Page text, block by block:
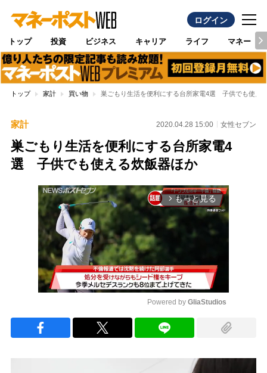
ログイン
トップ 投資 ビジネス キャリア ライフ マネー
トップ 家計 買い物 巣ごもり生活を便利にする台所家電4選 子供でも使え
家計 2020.04.28 15:00 女性セブン
巣ごもり生活を便利にする台所家電4
選 子供でも使える炊飯器ほか
arrow_forward_ios もっと見る
Powered by GliaStudios